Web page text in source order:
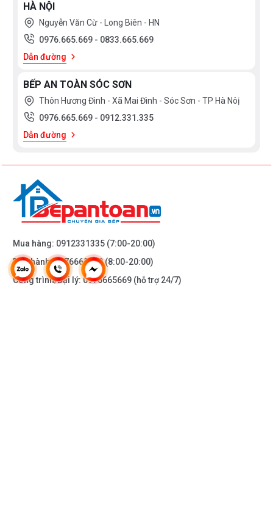
HÀ NỘI
Nguyễn Văn Cừ - Long Biên - HN
0976.665.669 - 0833.665.669
Dẫn đường
BẾP AN TOÀN SÓC SƠN
Thôn Hương Đình - Xã Mai Đình - Sóc Sơn - TP Hà Nôị
0976.665.669 - 0912.331.335
Dẫn đường
Mua hàng: 0912331335 (7:00-20:00)
Bảo hành:0976665669(8:00-20:00)
Công trình/Đại lý:0976665669 (hỗ trợ 24/7)